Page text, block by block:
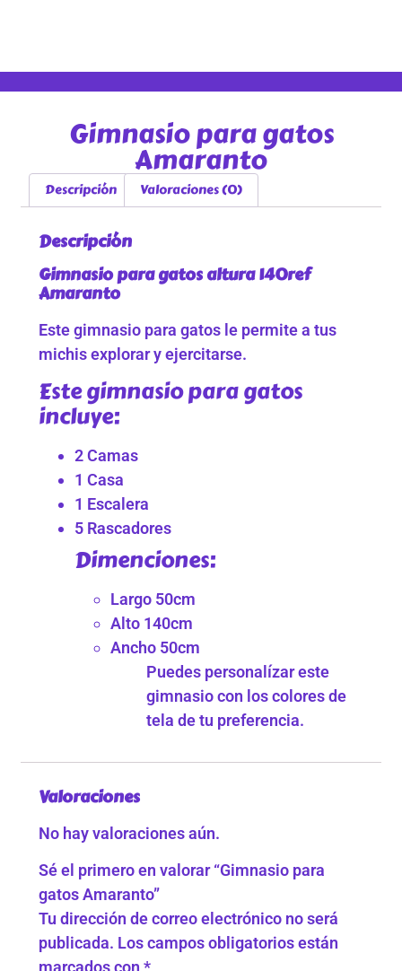
Gimnasio para gatos
Amaranto
Descripción Valoraciones (0)
Descripción
Gimnasio para gatos altura 140ref
Amaranto
Este gimnasio para gatos le permite a tus
michis explorar y ejercitarse.
Este gimnasio para gatos
incluye:
2 Camas
1 Casa
1 Escalera
5 Rascadores
Dimenciones:
Largo 50cm
Alto 140cm
Ancho 50cm
Puedes personalízar este
gimnasio con los colores de
tela de tu preferencia.
Valoraciones
No hay valoraciones aún.
Sé el primero en valorar “Gimnasio para
gatos Amaranto”
Tu dirección de correo electrónico no será
publicada. Los campos obligatorios están
marcados con*